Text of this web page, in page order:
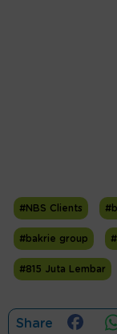
#NBS Clients
#bakrie group
#815 Juta Lembar
Share